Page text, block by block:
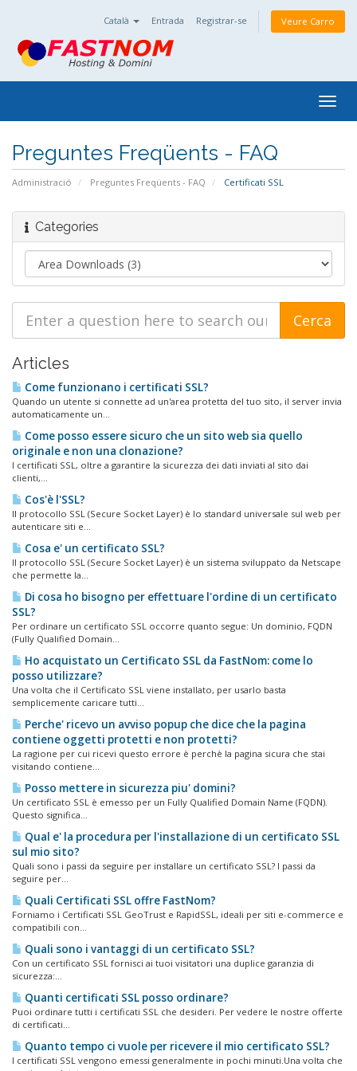
Català Entrada Registrar-se Veure Carro
Preguntes Freqüents - FAQ
Administració Preguntes Freqüents - FAQ Certificati SSL
Categories
Articles
Come funzionano i certificati SSL?
Quando un utente si connette ad un'area protetta del tuo sito, il server invia
automaticamente un...
Come posso essere sicuro che un sito web sia quello
originale e non una clonazione?
I certificati SSL, oltre a garantire la sicurezza dei dati inviati al sito dai
clienti,...
Cos'è l'SSL?
Il protocollo SSL (Secure Socket Layer) è lo standard universale sul web per
autenticare siti e...
Cosa e' un certificato SSL?
Il protocollo SSL (Secure Socket Layer) è un sistema sviluppato da Netscape
che permette la...
Di cosa ho bisogno per effettuare l'ordine di un certificato
SSL?
Per ordinare un certificato SSL occorre quanto segue: Un dominio, FQDN
(Fully Qualified Domain...
Ho acquistato un Certificato SSL da FastNom: come lo
posso utilizzare?
Una volta che il Certificato SSL viene installato, per usarlo basta
semplicemente caricare tutti...
Perche' ricevo un avviso popup che dice che la pagina
contiene oggetti protetti e non protetti?
La ragione per cui ricevi questo errore è perchè la pagina sicura che stai
visitando contiene...
Posso mettere in sicurezza piu' domini?
Un certificato SSL è emesso per un Fully Qualified Domain Name (FQDN).
Questo significa...
Qual e' la procedura per l'installazione di un certificato SSL
sul mio sito?
Quali sono i passi da seguire per installare un certificato SSL? I passi da
seguire per...
Quali Certificati SSL offre FastNom?
Forniamo i Certificati SSL GeoTrust e RapidSSL, ideali per siti e-commerce e
compatibili con...
Quali sono i vantaggi di un certificato SSL?
Con un certificato SSL fornisci ai tuoi visitatori una duplice garanzia di
sicurezza:...
Quanti certificati SSL posso ordinare?
Puoi ordinare tutti i certificati SSL che desideri. Per vedere le nostre offerte
di certificati...
Quanto tempo ci vuole per ricevere il mio certificato SSL?
I certificati SSL vengono emessi generalmente in pochi minuti.Una volta che